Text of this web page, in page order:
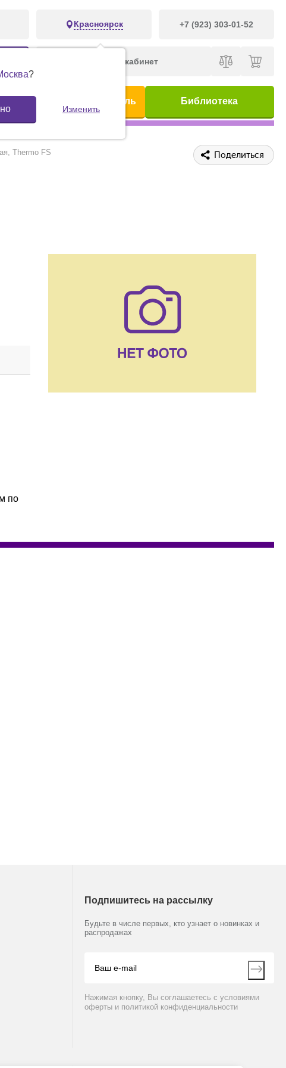
Красноярск +7 (923) 303-01-52
?
Изменить
Личный кабинет
Предметный указатель Библиотека
Thermo FS Поделиться
по
Подпишитесь на рассылку
Будьте в числе первых, кто узнает о новинках и
распродажах
Нажимая кнопку, Вы соглашаетесь с условиями
оферты и политикой конфиденциальности